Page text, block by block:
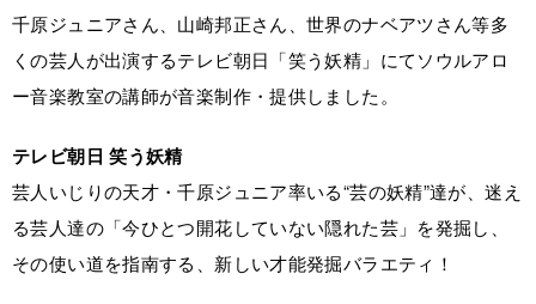
千原ジュニアさん、山崎邦正さん、世界のナベアツさん等多
くの芸人が出演するテレビ朝日「笑う妖精」にてソウルアロ
ー音楽教室の講師が音楽制作・提供しました。
テレビ朝日 笑う妖精
芸人いじりの天才・千原ジュニア率いる“芸の妖精”達が、迷え
る芸人達の「今ひとつ開花していない隠れた芸」を発掘し、
その使い道を指南する、新しい才能発掘バラエティ！